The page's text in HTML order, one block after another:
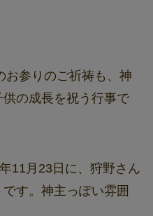
お参りのご祈祷も、神
の成長を祝う行事で
11月23日に、狩野さん
す。神主っぽい雰囲